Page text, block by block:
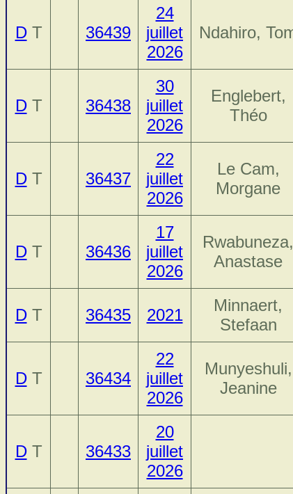
DT 36439
24
juillet
2026
Ndahiro,
DT 36438
30
juillet
2026
Englebert,
Théo
DT 36437
22
juillet
2026
Le Cam,
Morgane
DT 36436
17
juillet
2026
Rwabuneza,
Anastase
DT 36435 2021
Minnaert,
Stefaan
DT 36434
22
juillet
2026
Munyeshuli,
Jeanine
DT 36433
20
juillet
2026